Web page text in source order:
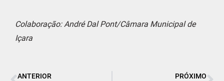
Colaboração: André Dal Pont/Câmara Municipal de
Içara
ANTERIOR PRÓXIMO